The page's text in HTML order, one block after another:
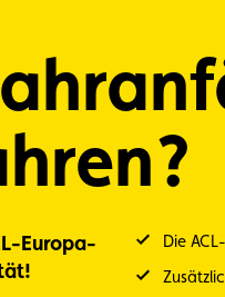
Europa-
Die